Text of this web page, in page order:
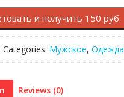
и получить 150 руб
Categories: Мужское, Одежда
Reviews (0)